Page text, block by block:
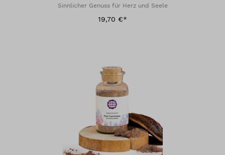
Sinnlicher Genuss für Herz und Seele
19,70 €*